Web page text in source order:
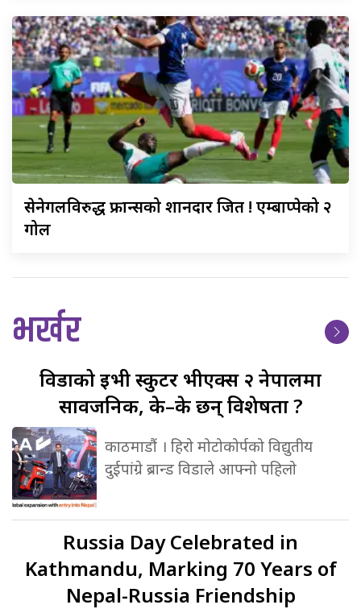
सेनेगलविरुद्धफ्रान्सको शानदार जित ! एम्बाप्पेको २
गोल
भर्खर
विडाकोईभी स्कुटर भीएक्स २ नेपालमा
सार्वजनिक, के–के छन् विशेषता ?
काठमाडौं । हिरो मोटोकोर्पको विद्युतीय
दुईपांग्रे ब्रान्ड विडाले आफ्नो पहिलो
Russia Day Celebrated in
Kathmandu, Marking 70 Years of
Nepal-Russia Friendship